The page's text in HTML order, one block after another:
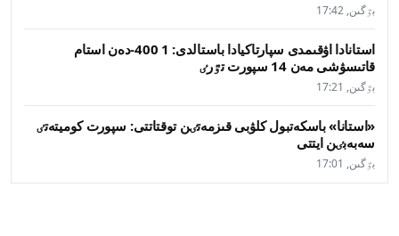
بٷگىن, 17:42
استانادا اۋقىمدى سپارتاكيادا باستالدى: 1 400-دەن استام
قاتىسۋشى مەن 14 سپورت تٷرٸ
بٷگىن, 17:21
«استانا» باسكەتبول كلۋبى قىزمەتٸن توقتاتتى: سپورت كوميتەتٸ
سەبەبٸن ايتتى
بٷگىن, 17:01